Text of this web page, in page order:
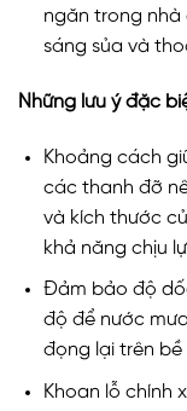
ngăn trong
sáng sủa và
Những lưu ý đặc
Khoảng cách
các thanh đỡ
và kích thước
khả năng chịu
Đảm bảo độ
độ để nước
đọng lại trên bề
Khoan lỗ chính